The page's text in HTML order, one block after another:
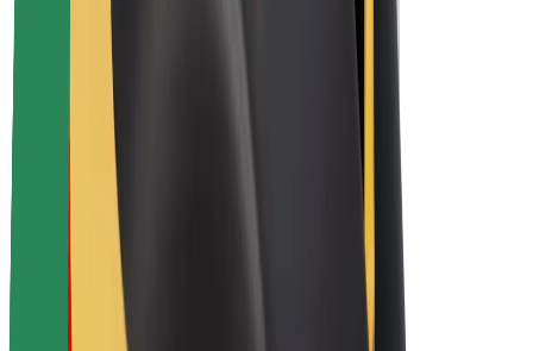
Vakansiyalar
Bolt haqqında
Bolt-da davamlılıq
Project Zero
Bloq
Xəbər otağı
Brend təlimatları